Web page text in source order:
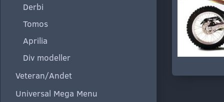
Derbi
Tomos
Aprilia
Div modeller
Veteran/Andet
Universal Mega Menu